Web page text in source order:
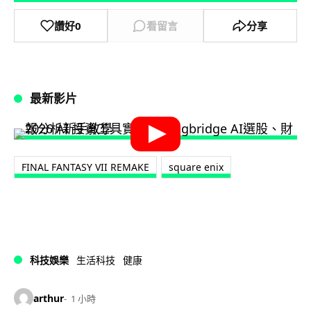
讚好0 看留言 分享
最新影片
FINAL FANTASY VII REMAKE square enix
科技娛樂 生活科技 健康
arthur 1 小時